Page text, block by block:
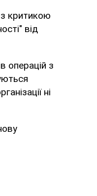
критикою
від
операцій з
ні